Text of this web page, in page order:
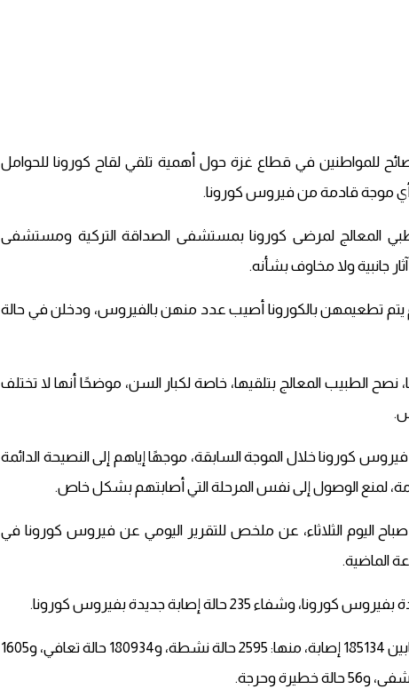
للمواطنين في قطاع غزة حول أهمية تلقي لقاح كورونا للحوامل
أي موجة قادمة من فيروس كورونا.
المعالج لمرضى كورونا بمستشفى الصداقة التركية ومستشفى
جانبية ولا مخاوف بشأنه.
لم يتم تطعيمهن بالكورونا أصيب عدد منهن بالفيروس، ودخلن في حالة
الطبيب المعالج بتلقيها، خاصة لكبار السن، موضحًا أنها لا تختلف
كورونا خلال الموجة السابقة، موجهًا إياهم إلى النصيحة الدائمة
لمنع الوصول إلى نفس المرحلة التي أصابتهم بشكل خاص.
اليوم الثلاثاء، عن ملخص للتقرير اليومي عن فيروس كورونا في
وبحسب وزارة الصحة، بلغ المجموع التراكمي للمصابين 185134 إصابة، منها: 2595 حالة نشطة، و180934 حالة تعافي، و1605